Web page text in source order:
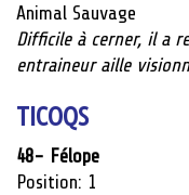
Animal Sauvage
Difficile à cerner, il a
entraineur aille
TICOQS
48- Félope
Position: 1